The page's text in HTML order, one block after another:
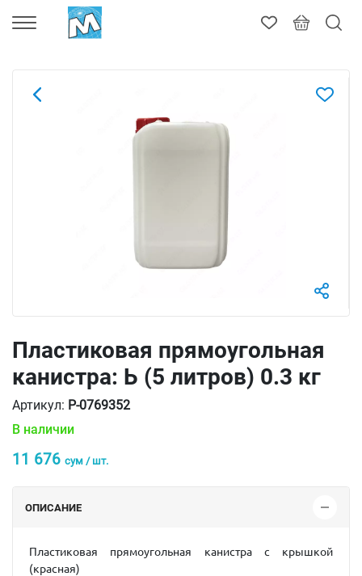
Пластиковая прямоугольная
канистра: Ь (5 литров) 0.3 кг
Артикул: P-0769352
В наличии
11 676 сум / шт.
ОПИСАНИЕ
Пластиковая прямоугольная канистра с крышкой
(красная)